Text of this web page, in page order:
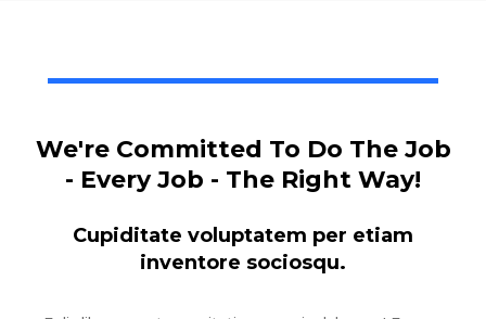
We're Committed To Do The Job
- Every Job - The Right Way!
Cupiditate voluptatem per etiam
inventore sociosqu.